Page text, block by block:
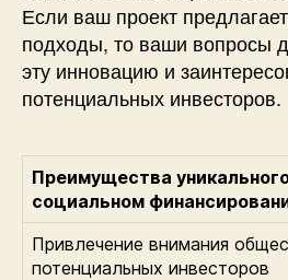
Если ваш проект
подходы, то ваши вопросы
эту инновацию и
потенциальных инвесторов.
Преимущества
социальном
Привлечение внимания
потенциальных инвесторов